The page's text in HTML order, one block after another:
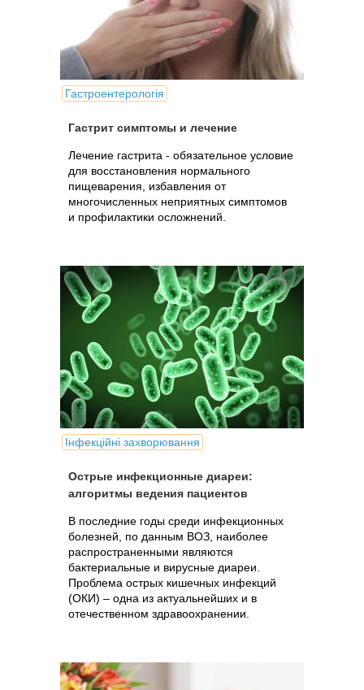
Гастроентерологія
Гастрит симптомы и лечение
Лечение гастрита - обязательное условие
для восстановления нормального
пищеварения, избавления от
многочисленных неприятных симптомов
и профилактики осложнений.
Інфекційні захворювання
Острые инфекционные диареи:
алгоритмы ведения пациентов
В последние годы среди инфекционных
болезней, по данным ВОЗ, наиболее
распространенными являются
бактериальные и вирусные диареи.
Проблема острых кишечных инфекций
(ОКИ) – одна из актуальнейших и в
отечественном здравоохранении.